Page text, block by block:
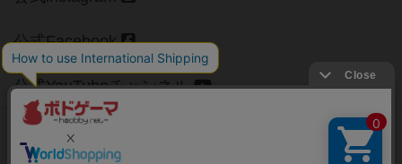
公式Facebook
公式YouTubeチャンネル